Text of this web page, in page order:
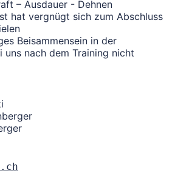
– Ausdauer - Dehnen
hat vergnügt sich zum Abschluss
Beisammensein in der
nach dem Training nicht